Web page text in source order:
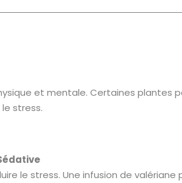
et mentale. Certaines plantes
stress.
le stress. Une infusion de